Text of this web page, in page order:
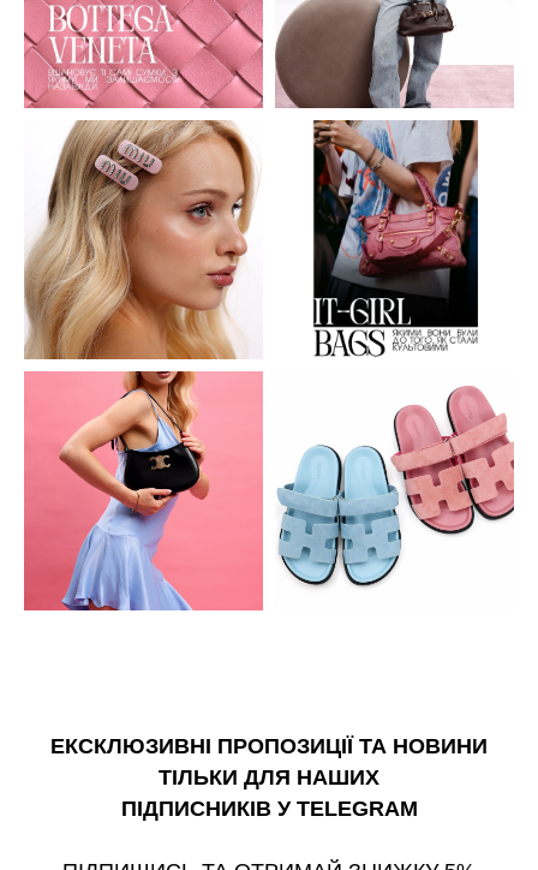
ЕКСКЛЮЗИВНІ ПРОПОЗИЦІЇ ТА НОВИНИ
ТІЛЬКИ ДЛЯ НАШИХ
ПІДПИСНИКІВ У TELEGRAM